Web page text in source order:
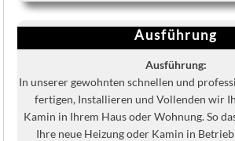
Ausführung
Ausführung:
In unserer gewohnten schnellen und
fertigen, Installieren und Vollenden wir
Kamin in Ihrem Haus oder Wohnung. So
Ihre neue Heizung oder Kamin in